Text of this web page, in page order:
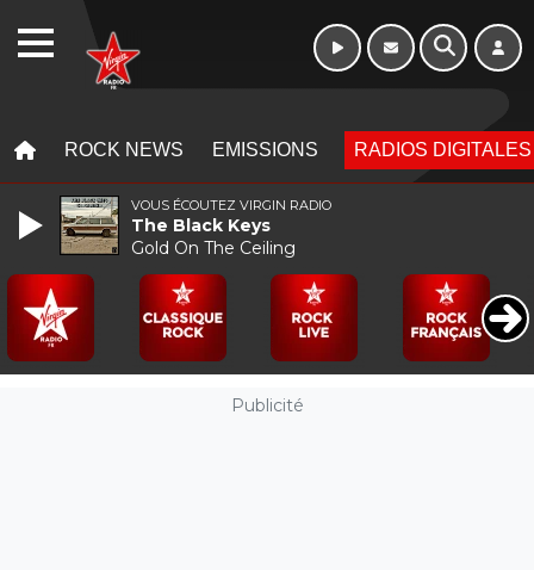
ROCK NEWS EMISSIONS RADIOS DIGITALES
Publicité
VOUS ÉCOUTEZ VIRGIN RADIO
The Black Keys
Gold On The Ceiling
WEBRADIO Week-end de 16h
à 20h